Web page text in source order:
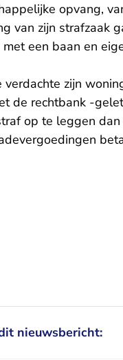
opvang,
van zijn strafzaak
een baan en
zijn
de rechtbank -
op te leggen dan
nieuwsbericht: